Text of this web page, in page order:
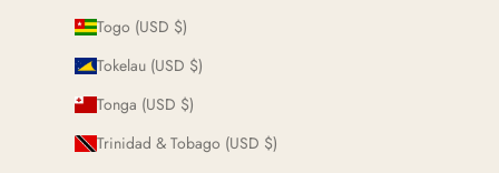
Togo (USD $)
Tokelau (USD $)
Tonga (USD $)
Trinidad & Tobago (USD $)